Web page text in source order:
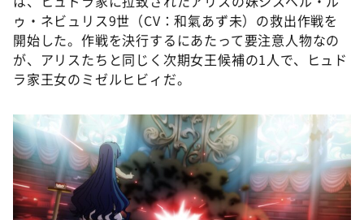
ゥ・ネビュリス9世（CV：和氣あず未）の救出作戦を
開始した。作戦を決行するにあたって要注意人物なの
が、アリスたちと同じく次期女王候補の1人で、ヒュド
ラ家王女のミゼルヒビィだ。